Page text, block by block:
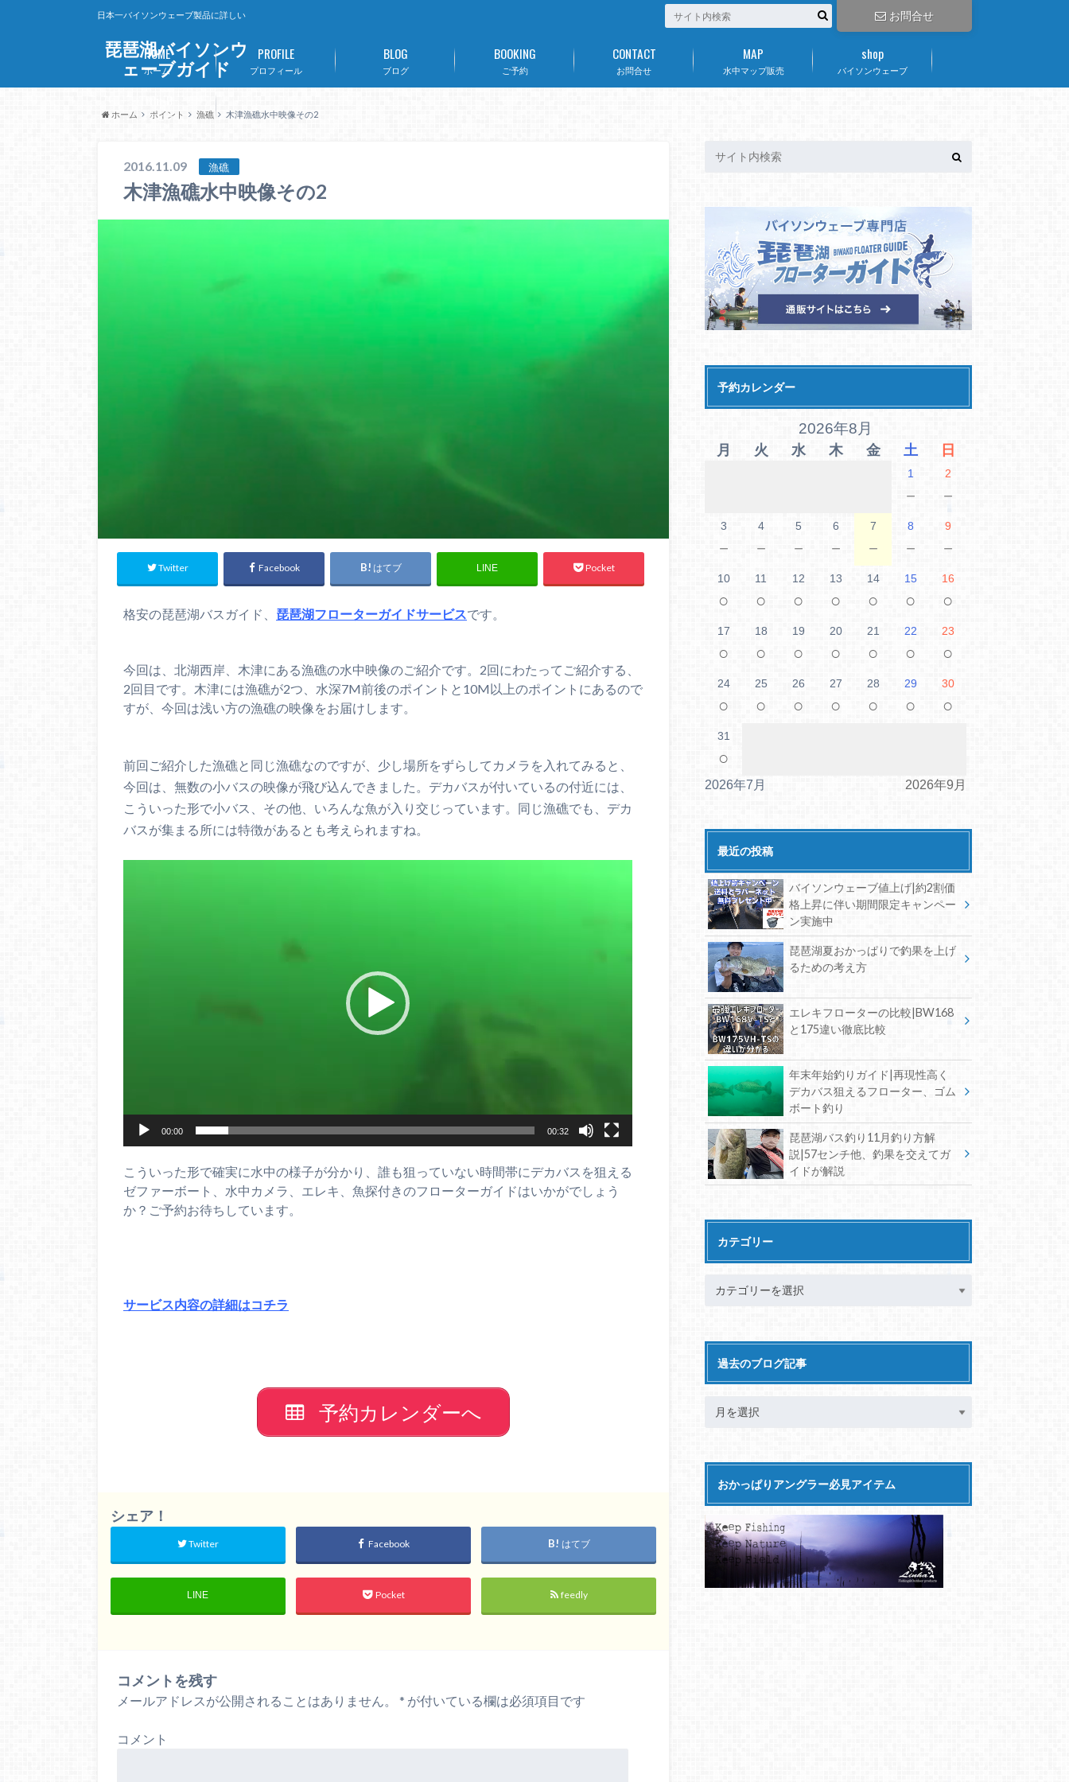
琵琶湖バイソンウ
ェーブガイド
日本一バイソンウェーブ製品に詳しい お問合せ
ホーム
HOME
プロフィール
PROFILE
ブログ
BLOG
ご予約
BOOKING
お問合せ
CONTACT
水中マップ販売
MAP
バイソンウェーブ
shop
リチビー
ホーム ポイント 漁礁 木津漁礁水中映像その2
2016.11.09 漁礁
木津漁礁水中映像その2
Twitter Facebook はてブ LINE Pocket
格安の琵琶湖バスガイド、 琵琶湖フローターガイドサービスです。
今回は、北湖西岸、木津にある漁礁の水中映像のご紹介です。2回にわたってご紹介する、
2回目です。木津には漁礁が2つ、水深7M前後のポイントと10M以上のポイントにあるので
すが、今回は浅い方の漁礁の映像をお届けします。
前回ご紹介した漁礁と同じ漁礁なのですが、少し場所をずらしてカメラを入れてみると、
今回は、無数の小バスの映像が飛び込んできました。デカバスが付いているの付近には、
こういった形で小バス、その他、いろんな魚が入り交じっています。同じ漁礁でも、デカ
バスが集まる所には特徴があるとも考えられますね。
00:00 00:32
こういった形で確実に水中の様子が分かり、誰も狙っていない時間帯にデカバスを狙える
ゼファーボート、水中カメラ、エレキ、魚探付きのフローターガイドはいかがでしょう
か？ご予約お待ちしています。
サービス内容の詳細はコチラ
予約カレンダーへ
シェア！
Twitter Facebook はてブ
LINE Pocket feedly
コメントを残す
メールアドレスが公開されることはありません。 * が付いている欄は必須項目です
コメント
予約カレンダー
2026年8月
月 火 水 木 金 土 日
1
－
2
－
3
－
4
－
5
－
6
－
7
－
8
－
9
－
10
○
11
○
12
○
13
○
14
○
15
○
16
○
17
○
18
○
19
○
20
○
21
○
22
○
23
○
24
○
25
○
26
○
27
○
28
○
29
○
30
○
31
○
2026年7月 2026年9月
最近の投稿
バイソンウェーブ値上げ|約2割価
格上昇に伴い期間限定キャンペー
ン実施中
琵琶湖夏おかっぱりで釣果を上げ
るための考え方
エレキフローターの比較|BW168
と175違い徹底比較
年末年始釣りガイド|再現性高く
デカバス狙えるフローター、ゴム
ボート釣り
琵琶湖バス釣り11月釣り方解
説|57センチ他、釣果を交えてガ
イドが解説
カテゴリー
過去のブログ記事
おかっぱりアングラー必見アイテム